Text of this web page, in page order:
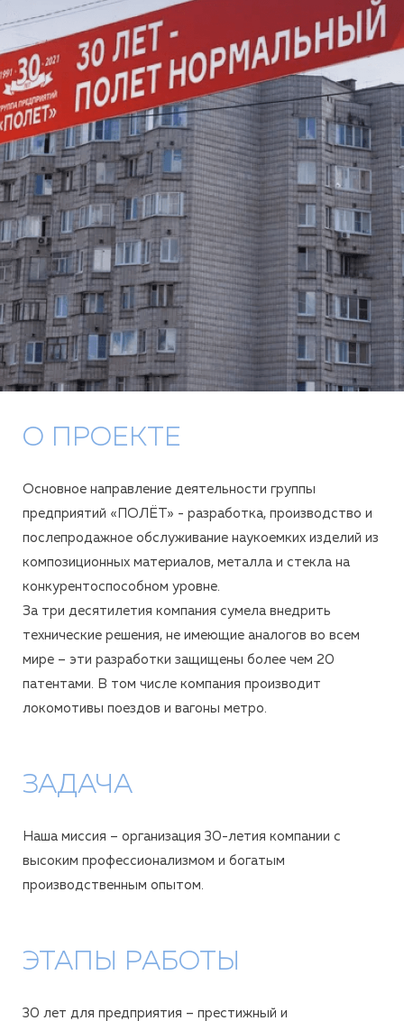
О ПРОЕКТЕ
Основное направление деятельности группы
предприятий «ПОЛЁТ» - разработка, производство и
послепродажное обслуживание наукоемких изделий из
композиционных материалов, металла и стекла на
конкурентоспособном уровне.
За три десятилетия компания сумела внедрить
технические решения, не имеющие аналогов во всем
мире – эти разработки защищены более чем 20
патентами. В том числе компания производит
локомотивы поездов и вагоны метро.
ЗАДАЧА
Наша миссия – организация 30-летия компании с
высоким профессионализмом и богатым
производственным опытом.
ЭТАПЫ РАБОТЫ
30 лет для предприятия – престижный и